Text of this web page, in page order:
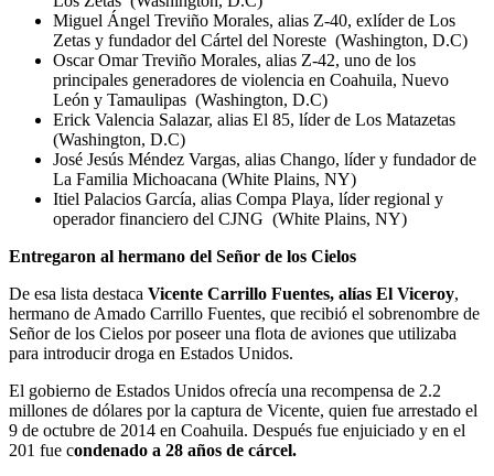
Miguel Ángel Treviño Morales, alias Z-40, exlíder de Los
Zetas y fundador del Cártel del Noreste (Washington, D.C)
Oscar Omar Treviño Morales, alias Z-42, uno de los
principales generadores de violencia en Coahuila, Nuevo
León y Tamaulipas (Washington, D.C)
Erick Valencia Salazar, alias El 85, líder de Los Matazetas
(Washington, D.C)
José Jesús Méndez Vargas, alias Chango, líder y fundador de
La Familia Michoacana (White Plains, NY)
Itiel Palacios García, alias Compa Playa, líder regional y
operador financiero del CJNG (White Plains, NY)
Entregaron al hermano del Señor de los Cielos
De esa lista destaca Vicente Carrillo Fuentes, alías El Viceroy,
hermano de Amado Carrillo Fuentes, que recibió el sobrenombre de
Señor de los Cielos por poseer una flota de aviones que utilizaba
para introducir droga en Estados Unidos.
El gobierno de Estados Unidos ofrecía una recompensa de 2.2
millones de dólares por la captura de Vicente, quien fue arrestado el
9 de octubre de 2014 en Coahuila. Después fue enjuiciado y en el
201 fue condenado a 28 años de cárcel.